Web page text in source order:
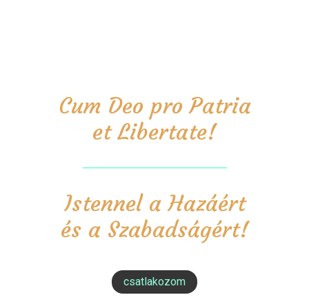
Cum Deo pro Patria
et Libertate!
Istennel a Hazáért
és a Szabadságért!
csatlakozom